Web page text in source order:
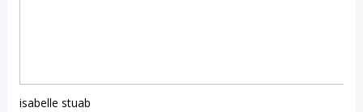
isabelle stuab